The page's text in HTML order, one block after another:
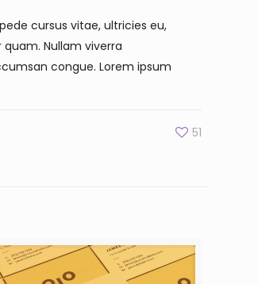
cursus vitae, ultricies eu,
Nullam viverra
congue. Lorem ipsum
51